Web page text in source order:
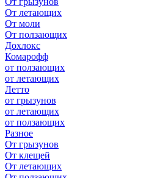
От летающих
От моли
От ползающих
Дохлокс
Комарофф
от ползающих
от летающих
Летто
от грызунов
от летающих
от ползающих
Разное
От грызунов
От клещей
От летающих